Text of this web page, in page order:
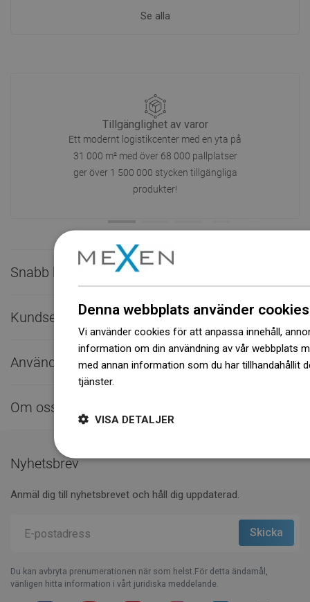
Se alla
Tillgänglighet av varor
Ett modernt logistikcenter med en yta på
31 000 m² med över 68 000 pallplatser
ger över 1 500 000 stycken tillgängliga
produkter!
Snabb kontakt
Kundservice 
Användbara länkar 
Om oss
Nyhetsbrev
Anmäl dig till nyhetsbrevet och håll dig uppdaterad.
Du kan avbryta prenumerationen när som helst.För detta ändamål,
vänligen hitta information i vårt juridiska meddelande.
Denna webbplats använder cookies
Vi använder cookies för att anpassa innehåll,
information om din användning av vår webbplats
med annan information som du har tillhandahållit
tjänster.
VISA DETALJER